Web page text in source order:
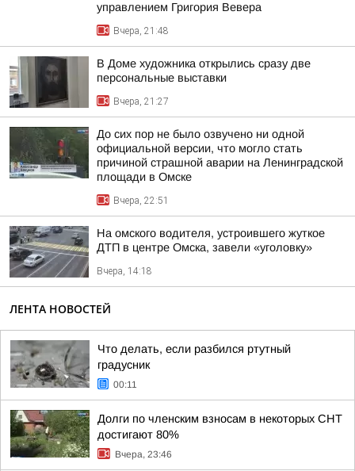
управлением Григория Вевера
Вчера, 21:48
В Доме художника открылись сразу две
персональные выставки
Вчера, 21:27
До сих пор не было озвучено ни одной
официальной версии, что могло стать
причиной страшной аварии на Ленинградской
площади в Омске
Вчера, 22:51
На омского водителя, устроившего жуткое
ДТП в центре Омска, завели «уголовку»
Вчера, 14:18
ЛЕНТА НОВОСТЕЙ
Что делать, если разбился ртутный
градусник
00:11
Долги по членским взносам в некоторых СНТ
достигают 80%
Вчера, 23:46